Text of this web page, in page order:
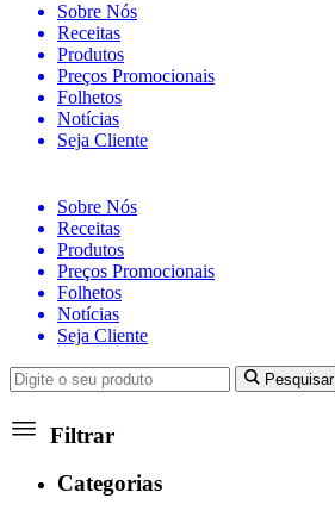
Sobre Nós
Receitas
Produtos
Preços Promocionais
Folhetos
Notícias
Seja Cliente
Sobre Nós
Receitas
Produtos
Preços Promocionais
Folhetos
Notícias
Seja Cliente
Pesquisar
Filtrar
Categorias